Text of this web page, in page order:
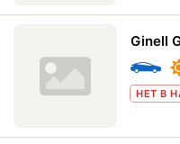
Ginell
НЕТ В